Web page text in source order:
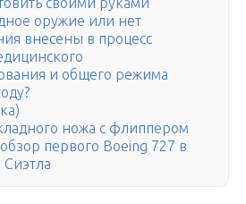
оружие или нет
внесены в процесс
и общего режима
ножа с флиппером
первого Boeing 727 в